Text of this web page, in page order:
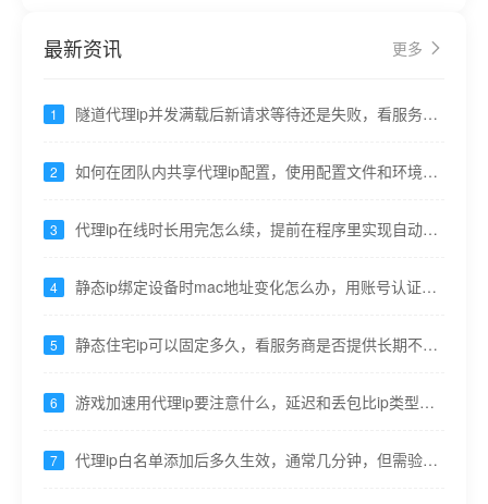
最新资讯 更多
1
隧道代理ip并发满载后新请求等待还是失败，看服务商
2
如何在团队内共享代理ip配置，使用配置文件和环境变
3
代理ip在线时长用完怎么续，提前在程序里实现自动重
4
静态ip绑定设备时mac地址变化怎么办，用账号认证代
5
静态住宅ip可以固定多久，看服务商是否提供长期不变
6
游戏加速用代理ip要注意什么，延迟和丢包比ip类型更
7
代理ip白名单添加后多久生效，通常几分钟，但需验证